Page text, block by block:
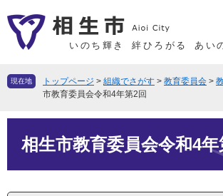
ー
先
ニ
を
いのち輝き 絆ひろがる あい
現在地 トップページ > 組織でさがす > 教育委員会 >
市教育委員会令和4年第2回
相生市教育委員会令和4年